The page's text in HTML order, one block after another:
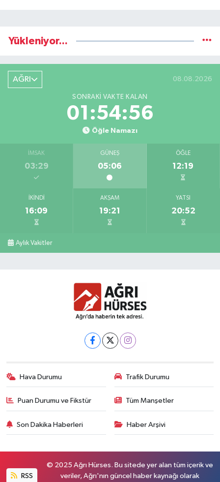
Yükleniyor...
AĞRI 08.08.2026
SONRAKI VAKTE KALAN
01:54:56
Öğle Namazı
İMSAK
03:29
GÜNEŞ
05:06
ÖĞLE
12:19
İKINDI
16:09
AKŞAM
19:21
YATSI
20:52
Aylık Vakitler
Hava Durumu Trafik Durumu
Puan Durumu ve Fikstür Tüm Manşetler
Son Dakika Haberleri Haber Arşivi
RSS
© 2025 Ağrı Hürses. Bu sitede yer alan tüm içerik ve
veriler, Ağrı'nın güncel haber kaynağı olarak